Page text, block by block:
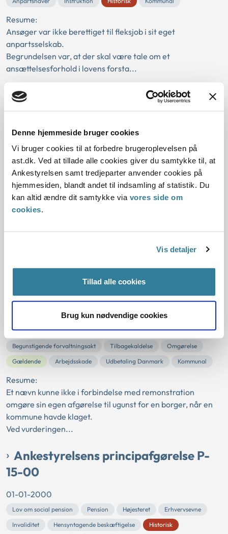
Denne hjemmeside bruger cookies
Vi bruger cookies til at forbedre brugeroplevelsen på
ast.dk. Ved at tillade alle cookies giver du samtykke til, at
Ankestyrelsen samt tredjeparter anvender cookies på
hjemmesiden, blandt andet til indsamling af statistik. Du
kan altid ændre dit samtykke via vores side om
cookies.
Vis detaljer
Tillad alle cookies
Brug kun nødvendige cookies
Resume:
Ansøger var ikke berettiget til fleksjob i sit eget
anpartsselskab.
Begrundelsen var, at der skal være tale om et
ansættelsesforhold i lovens forsta...
Ankestyrelsens principafgørelse C-
55-00
01-01-2000
Serviceloven Retssikkerhedsloven
Kompetence
Gratis advokatbistand
Medlem af børn og unge
Salærfastsættelse
Gældende
Serviceloven
Arbejdsskade Udbetaling Danmark
Resume:
advokat, når der er ydet gratis advokatbistan...
Ankestyrelsens principafgørelse R-
16-00
Retssikkerhedsloven
Genvurdering
Begunstigende forvaltningsakt
Tilbagekaldelse
Omgørelse
Gældende
Arbejdsskade Udbetaling Danmark Kommunal
Resume:
Et nævn kunne ikke i forbindelse med remonstration
omgøre sin egen afgørelse til ugunst for en borger, når en
kommune havde klaget.
Ved vurderingen...
Ankestyrelsens principafgørelse P-
15-00
01-01-2000
Lov om social pension Pension Højesteret
Erhvervsevne
Invaliditet
Hensyntagende beskæftigelse
Historisk